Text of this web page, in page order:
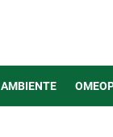
AMBIENTE